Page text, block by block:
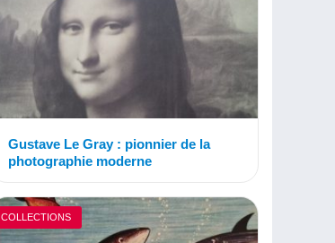
Gustave Le Gray : pionnier de la
photographie moderne
COLLECTIONS